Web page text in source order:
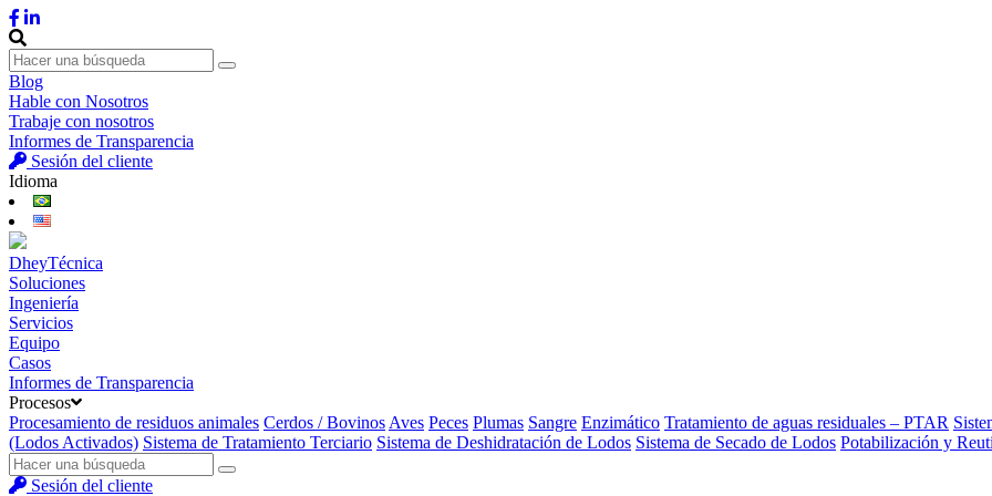
Blog
Hable con Nosotros
Trabaje con nosotros
Informes de Transparencia
Sesión del cliente
Idioma
DheyTécnica
Soluciones
Ingeniería
Servicios
Equipo
Casos
Informes de Transparencia
Procesos
Procesamiento de residuos animales Cerdos / Bovinos Aves Peces Plumas Sangre Enzimático Tratamiento de aguas residuales – PTAR
(Lodos Activados) Sistema de Tratamiento Terciario Sistema de Deshidratación de Lodos Sistema de Secado de Lodos Potabilización y
Sesión del cliente